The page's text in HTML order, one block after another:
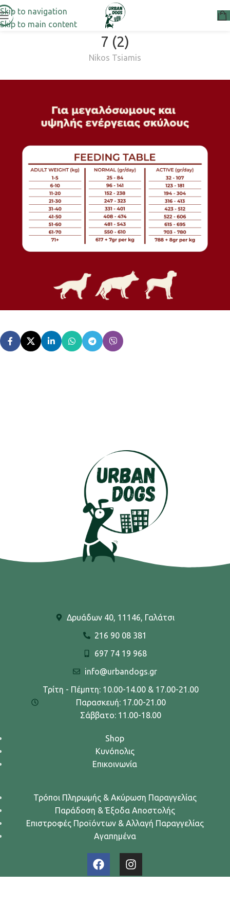
Skip to navigation
Skip to main content
7 (2)
Nikos Tsiamis
Δρυάδων 40, 11146, Γαλάτσι
216 90 08 381
697 74 19 968
info@urbandogs.gr
Τρίτη - Πέμπτη: 10.00-14.00 & 17.00-21.00
Παρασκευή: 17.00-21.00
Σάββατο: 11.00-18.00
Shop
Κυνόπολις
Επικοινωνία
Τρόποι Πληρωμής & Ακύρωση Παραγγελίας
Παράδοση & Έξοδα Αποστολής
Επιστροφές Προϊόντων & Αλλαγή Παραγγελίας
Αγαπημένα